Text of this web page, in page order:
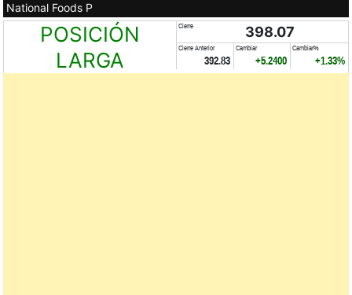
National Foods P
POSICIÓN
LARGA
Cierre 398.07
Cierre Anterior
392.83
Cambiar
+5.2400
Cambiar%
+1.33%